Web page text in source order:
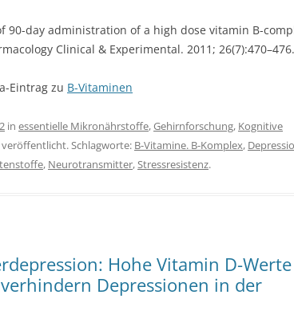
90-day administration of a high dose vitamin B-
Clinical & Experimental. 2011; 26(7):470–476.
Eintrag zu B-Vitaminen
in essentielle Mikronährstoffe,Gehirnforschung, Kognitive
veröffentlicht. Schlagworte: B-Vitamine. B-Komplex,
, Neurotransmitter,Stressresistenz.
Hohe Vitamin D-Werte
Depressionen in der